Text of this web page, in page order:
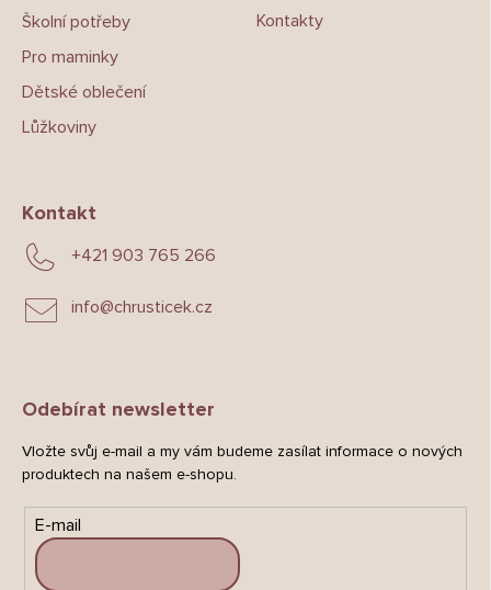
Školní potřeby
Pro maminky
Dětské oblečení
Lůžkoviny
Kontakty
Kontakt
info@chrusticek.cz
+421 903 765 266
Odebírat newsletter
Vložte svůj e-mail a my vám budeme zasílat informace o nových
produktech na našem e-shopu.
E-mail